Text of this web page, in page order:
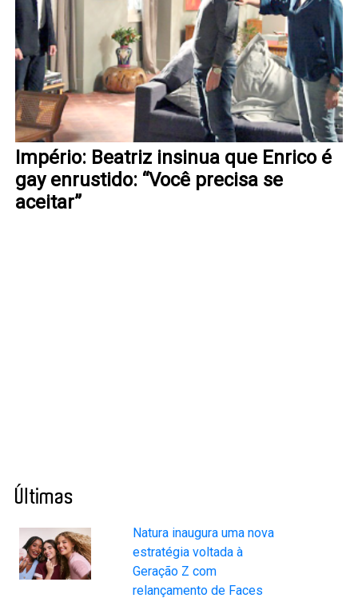
Império: Beatriz insinua que Enrico é
gay enrustido: “Você precisa se
aceitar”
Últimas
Natura inaugura uma nova
estratégia voltada à
Geração Z com
relançamento de Faces